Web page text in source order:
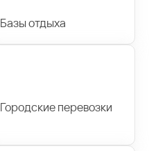
Базы отдыха
Городские перевозки